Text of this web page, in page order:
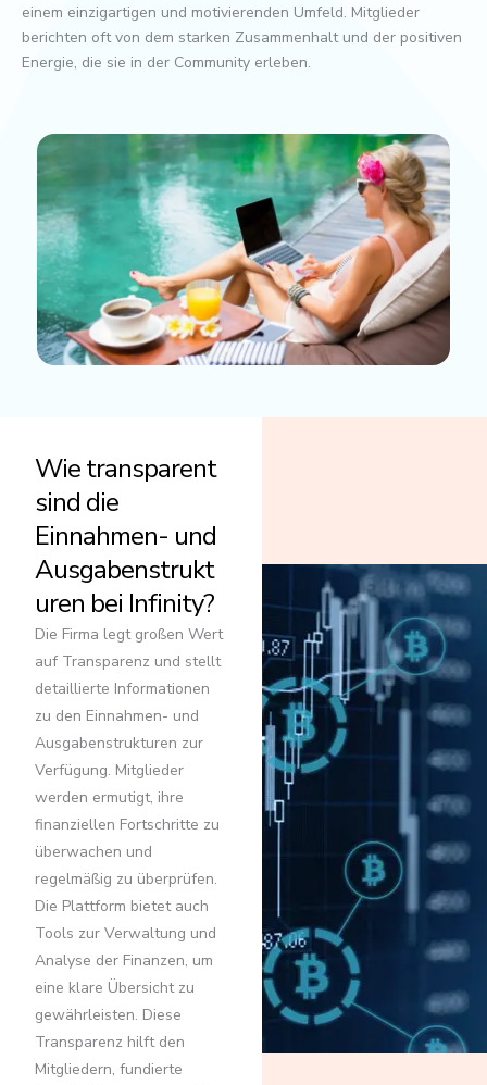
einem einzigartigen und motivierenden Umfeld. Mitglieder
berichten oft von dem starken Zusammenhalt und der positiven
Energie, die sie in der Community erleben.
Wie transparent
sind die
Einnahmen- und
Ausgabenstrukt
uren bei Infinity?
Die Firma legt großen Wert
auf Transparenz und stellt
detaillierte Informationen
zu den Einnahmen- und
Ausgabenstrukturen zur
Verfügung. Mitglieder
werden ermutigt, ihre
finanziellen Fortschritte zu
überwachen und
regelmäßig zu überprüfen.
Die Plattform bietet auch
Tools zur Verwaltung und
Analyse der Finanzen, um
eine klare Übersicht zu
gewährleisten. Diese
Transparenz hilft den
Mitgliedern, fundierte